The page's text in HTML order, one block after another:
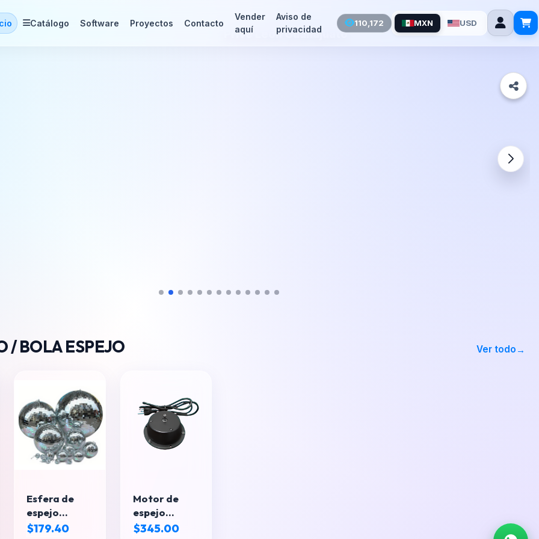
Catálogo Software Proyectos Contacto
Vender
aquí
Aviso de
privacidad
110,172 MXN USD
Prive León Guanajuato
/ BOLA ESPEJO Ver todo
Esfera de
espejo
Pequeño
$179.40
Motor de
espejo
giratorio
$345.00